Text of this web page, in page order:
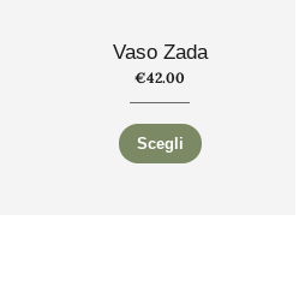
Vaso Zada
€42.00
Scegli